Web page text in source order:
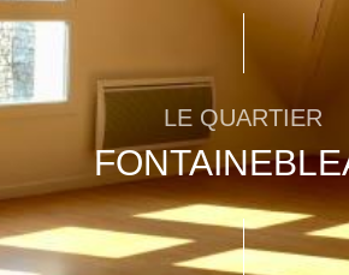
LE QUARTIER